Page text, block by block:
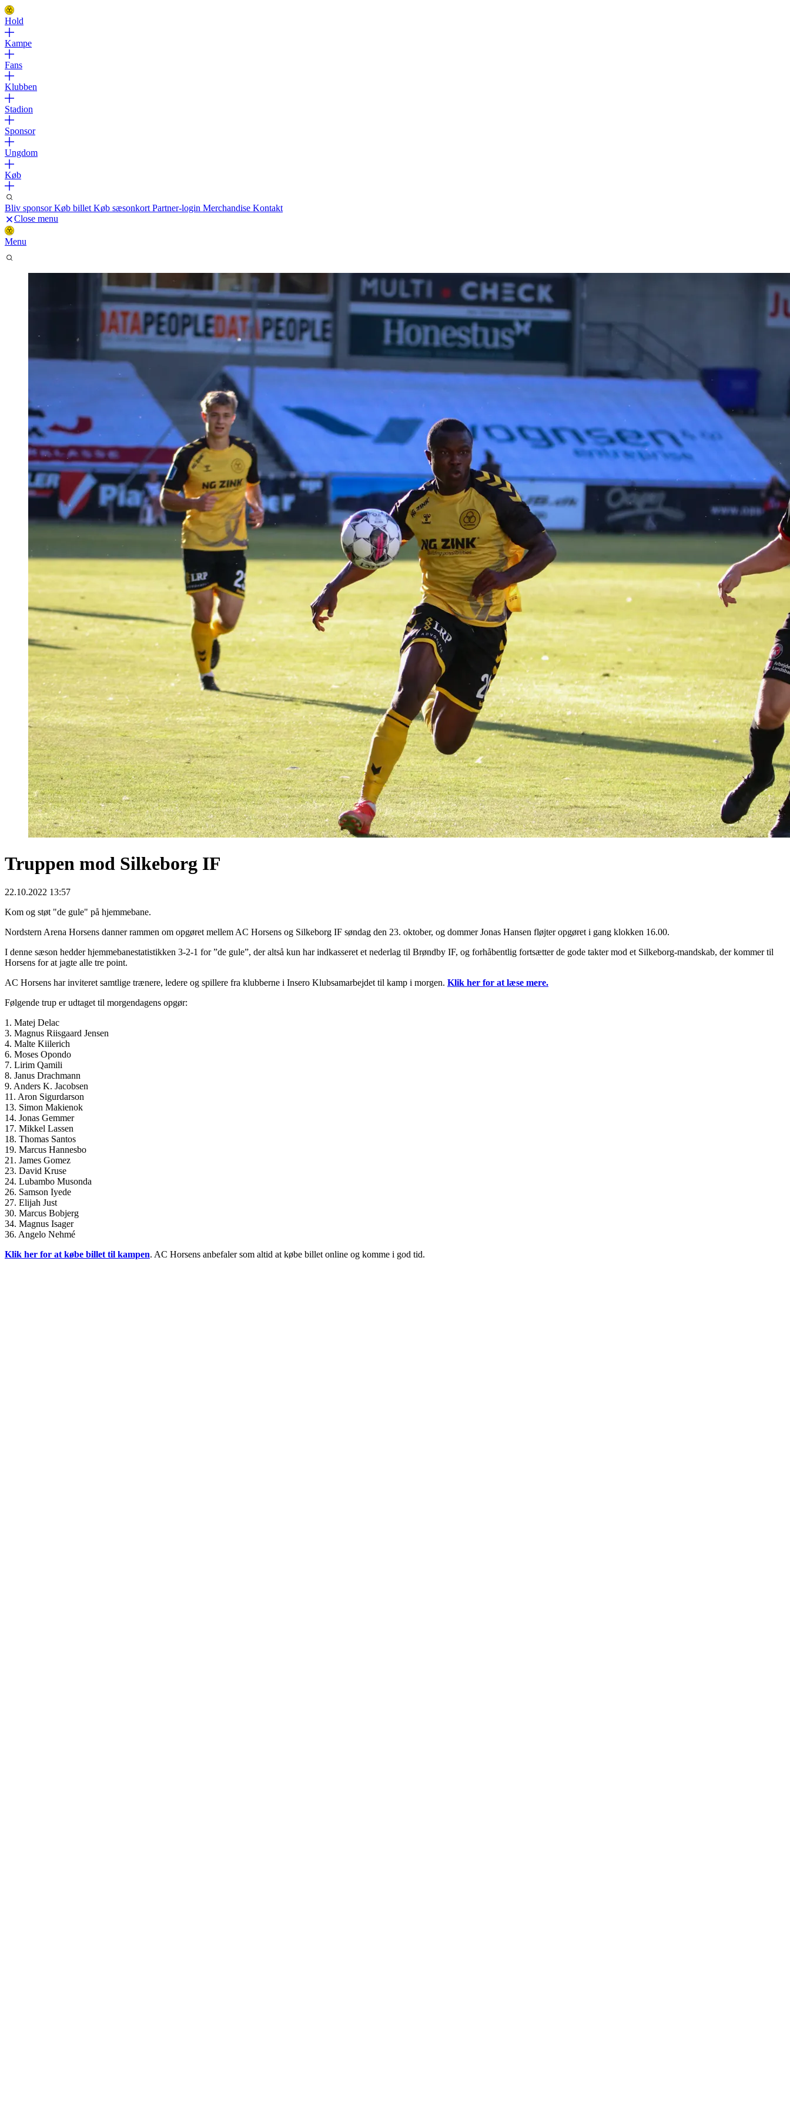
Hold
Kampe
Fans
Klubben
Stadion
Sponsor
Ungdom
Køb
Bliv sponsorKøb billet Køb sæsonkort Partner-login Merchandise Kontakt
Close menu
Menu
Truppen mod Silkeborg IF
22.10.2022 13:57
Kom og støt "de gule" på hjemmebane.
Nordstern Arena Horsens danner rammen om opgøret mellem AC Horsens og Silkeborg IF søndag den 23. oktober, og dommer Jonas Hansen fløjter opgøret i gang klokken 16.00.
I denne sæson hedder hjemmebanestatistikken 3-2-1 for ”de gule”, der altså kun har indkasseret et nederlag til Brøndby IF, og forhåbentlig fortsætter de gode takter mod et Silkeborg-mandskab, der kommer til
Horsens for at jagte alle tre point.
AC Horsens har inviteret samtlige trænere, ledere og spillere fra klubberne i Insero Klubsamarbejdet til kamp i morgen. Klik her for at læse mere.
Følgende trup er udtaget til morgendagens opgør:
1. Matej Delac
3. Magnus Riisgaard Jensen
4. Malte Kiilerich
6. Moses Opondo
7. Lirim Qamili
8. Janus Drachmann
9. Anders K. Jacobsen
11. Aron Sigurdarson
13. Simon Makienok
14. Jonas Gemmer
17. Mikkel Lassen
18. Thomas Santos
19. Marcus Hannesbo
21. James Gomez
23. David Kruse
24. Lubambo Musonda
26. Samson Iyede
27. Elijah Just
30. Marcus Bobjerg
34. Magnus Isager
36. Angelo Nehmé
Klik her for at købe billet til kampen. AC Horsens anbefaler som altid at købe billet online og komme i god tid.